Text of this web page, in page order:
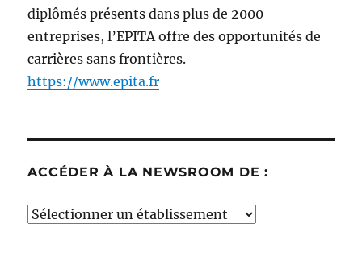
diplômés présents dans plus de 2000
entreprises, l’EPITA offre des opportunités de
carrières sans frontières.
https://www.epita.fr
ACCÉDER À LA NEWSROOM DE :
Accéder